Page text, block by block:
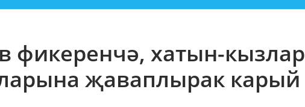
фикеренчә, хатын-кызлар
җаваплырак карый